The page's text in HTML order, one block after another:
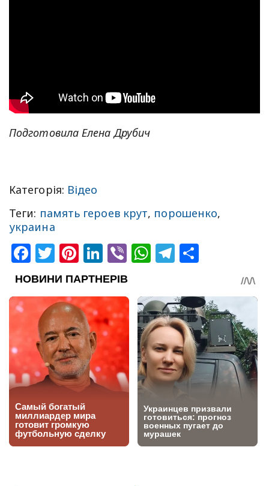
Подготовила Елена Друбич
Категорія: Відео
Теги: память героев крут, порошенко,
украина
Facebook
Twitter
Pinterest
LinkedIn
ViberWhatsApp
Telegram